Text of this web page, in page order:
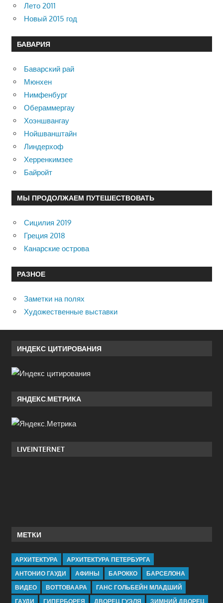
Лето 2011
Новый 2015 год
БАВАРИЯ
Баварский рай
Мюнхен
Нимфенбург
Обераммергау
Хоэншвангау
Нойшванштайн
Линдерхоф
Херренкимзее
Байройт
МЫ ПРОДОЛЖАЕМ ПУТЕШЕСТВОВАТЬ
Сицилия 2019
Греция 2018
Канарские острова
РАЗНОЕ
Заметки на полях
Художественные выставки
ИНДЕКС ЦИТИРОВАНИЯ
ЯНДЕКС.МЕТРИКА
LIVEINTERNET
МЕТКИ
АРХИТЕКТУРА
АРХИТЕКТУРА ПЕТЕРБУРГА
АНТОНИО ГАУДИ
АФИНЫ БАРОККО
БАРСЕЛОНА
ВИДЕО
ВОТТОВААРА
ГАНС ГОЛЬБЕЙН МЛАДШИЙ
ГАУДИ
ГИПЕРБОРЕЯ ДВОРЕЦ ГУЭЛЯ ЗИМНИЙ ДВОРЕЦ